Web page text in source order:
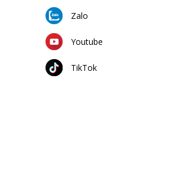
Zalo
Youtube
TikTok